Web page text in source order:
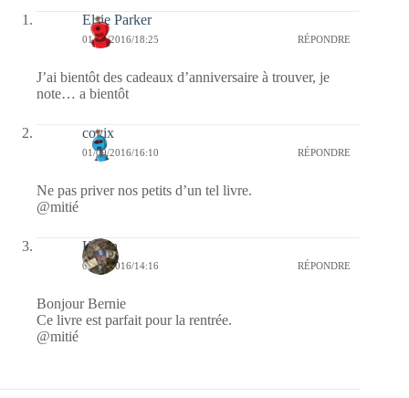
Elsie Parker
01/09/2016/18:25 RÉPONDRE
J’ai bientôt des cadeaux d’anniversaire à trouver, je
note… a bientôt
covix
01/09/2016/16:10 RÉPONDRE
Ne pas priver nos petits d’un tel livre.
@mitié
Kévin
01/09/2016/14:16 RÉPONDRE
Bonjour Bernie
Ce livre est parfait pour la rentrée.
@mitié